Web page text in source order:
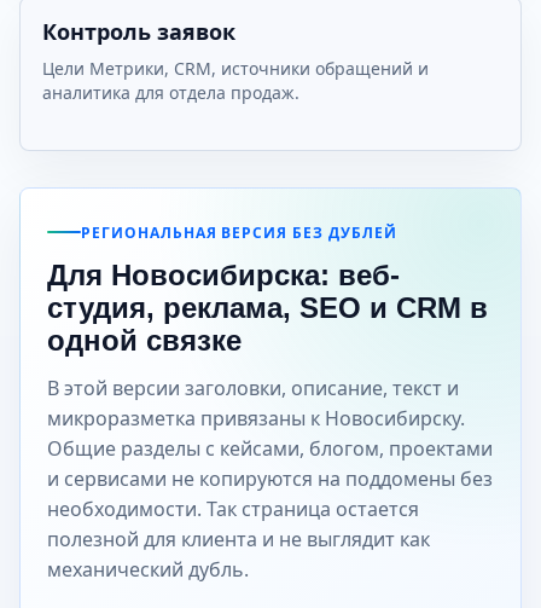
Контроль заявок
Цели Метрики, CRM, источники обращений и
аналитика для отдела продаж.
РЕГИОНАЛЬНАЯ ВЕРСИЯ БЕЗ ДУБЛЕЙ
Для Новосибирска: веб-
студия, реклама, SEO и CRM в
одной связке
В этой версии заголовки, описание, текст и
микроразметка привязаны к Новосибирску.
Общие разделы с кейсами, блогом, проектами
и сервисами не копируются на поддомены без
необходимости. Так страница остается
полезной для клиента и не выглядит как
механический дубль.